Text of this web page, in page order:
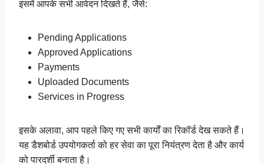
इसमें आपके सभी आवेदन दिखते हैं, जैसे:
Pending Applications
Approved Applications
Payments
Uploaded Documents
Services in Progress
इसके अलावा, आप पहले किए गए सभी कार्यों का रिकॉर्ड देख सकते हैं।
यह डैशबोर्ड उपयोगकर्ता को हर सेवा का पूरा नियंत्रण देता है और कार्य
को पारदर्शी बनाता है।